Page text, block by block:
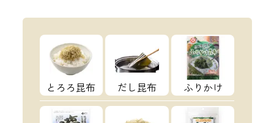
とろろ昆布 だし昆布 ふりかけ